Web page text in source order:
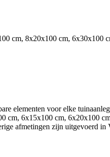
cm, 8x20x100 cm, 6x30x100
elementen voor elke
cm, 6x15x100 cm, 6x20x100
afmetingen zijn uitgevoerd